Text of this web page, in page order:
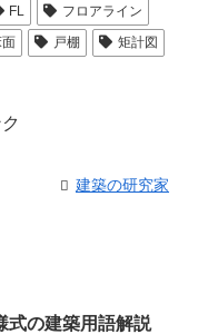
FL
フロアライン
面 戸棚
矩計図
建築の研究家
式の建築用語解説